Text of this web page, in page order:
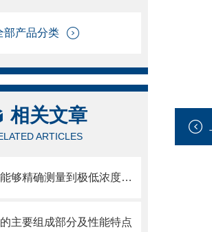
部产品分类
相关文章
ARTICLES
流式细胞仪能够精确测量到极低浓度的标记物
主要组成部分及性能特点